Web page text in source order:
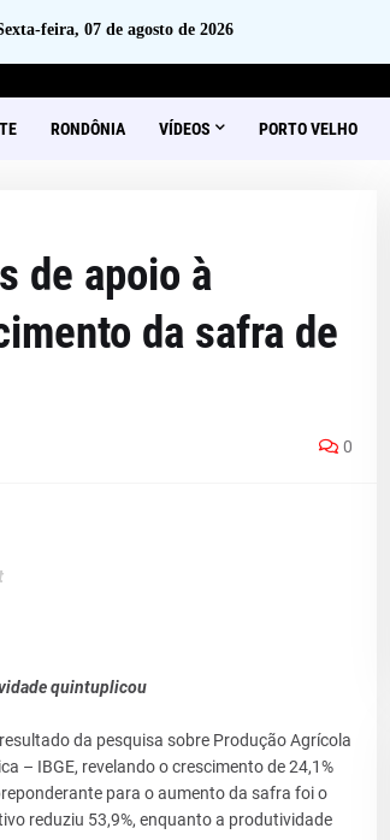
feira, 07 de agosto de 2026
RONDÔNIA VÍDEOS PORTO VELHO
de apoio à
da safra de
0
quintuplicou
da pesquisa sobre Produção Agrícola
– IBGE, revelando o crescimento de 24,1%
para o aumento da safra foi o
reduziu 53,9%, enquanto a produtividade